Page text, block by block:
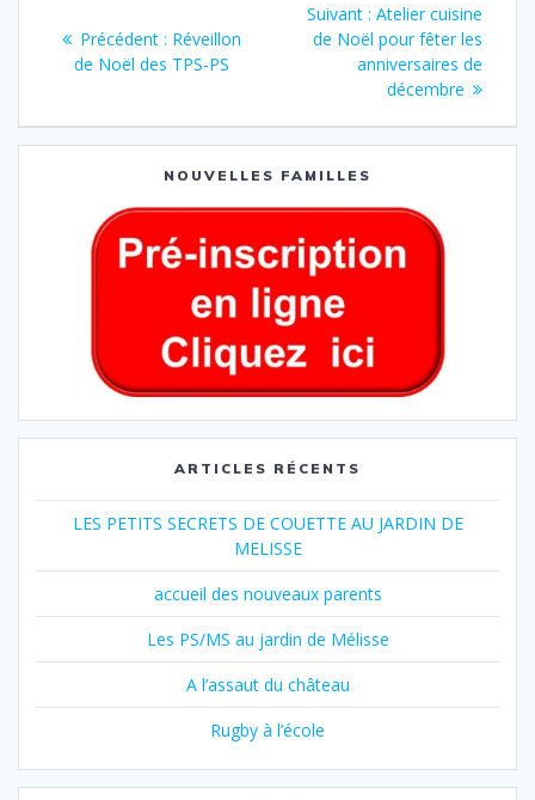
Précédent : Réveillon
de Noël des TPS-PS
Suivant : Atelier cuisine
de Noël pour fêter les
anniversaires de
décembre
NOUVELLES FAMILLES
ARTICLES RÉCENTS
LES PETITS SECRETS DE COUETTE AU JARDIN DE
MELISSE
accueil des nouveaux parents
Les PS/MS au jardin de Mélisse
A l’assaut du château
Rugby à l’école